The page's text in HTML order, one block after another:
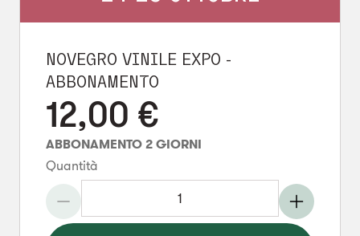
NOVEGRO VINILE EXPO -
ABBONAMENTO
12,00 €
ABBONAMENTO 2 GIORNI
Quantità